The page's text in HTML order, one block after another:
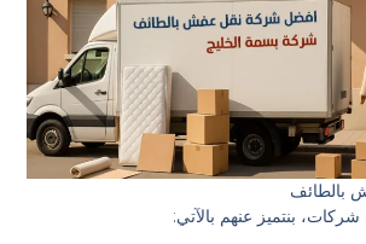
بنتميز عنهم بالآتي: